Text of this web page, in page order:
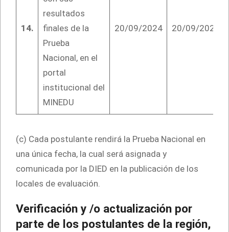
14.
resultados
finales de la
Prueba
Nacional, en el
portal
institucional del
MINEDU
20/09/2024 20/09/2024
(c) Cada postulante rendirá la Prueba Nacional en
una única fecha, la cual será asignada y
comunicada por la DIED en la publicación de los
locales de evaluación.
Verificación y /o actualización por
parte de los postulantes de la región,